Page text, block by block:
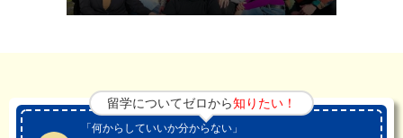
留学についてゼロから知りたい！
「何からしていいか分からない」